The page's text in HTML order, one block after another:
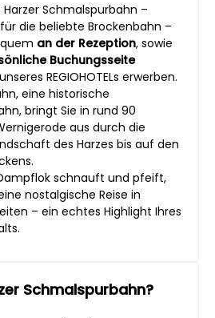
Schmalspurbahn –
die beliebte Brockenbahn –
an der Rezeption, sowie
Buchungsseite
REGIOHOTELs erwerben.
eine historische
bringt Sie in rund 90
aus durch die
des Harzes bis auf den
schnauft und pfeift,
nostalgische Reise in
– ein echtes Highlight Ihres
Schmalspurbahn?